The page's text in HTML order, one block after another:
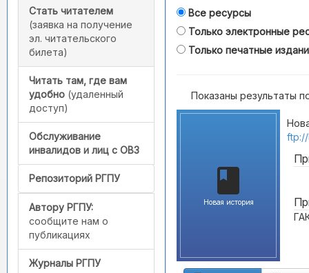
Стать читателем
(заявка на получение
эл. читательского
билета)
Читать там, где вам
удобно (удаленный
доступ)
Обслуживание
инвалидов и лиц с ОВЗ
Репозиторий РГПУ
Автору РГПУ:
сообщите нам о
публикациях
Журналы РГПУ
Все ресурсы
Только электронные
Только печатные
Показаны результаты
Новая история